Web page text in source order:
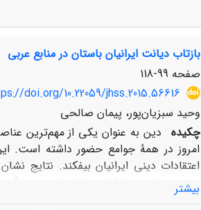
بازتاب دیانت ایرانیان باستان در منابع عربی
صفحه 99-118
doi.org/10.22059/jhss.2015.56616
وحید سبزیان‌پور، پیمان صالحی
چکیده دین به عنوان یکی از مهم‌ترین
امروز در همۀ جوامع حضور داشته است.
اعتقادات دینی ایرانیان بیفکند. نتایج
سیاست اهمیّت فراوانی داشته است؛ به
برقراری امنیت اجتماعی محسوب می­شده­
بیشتر